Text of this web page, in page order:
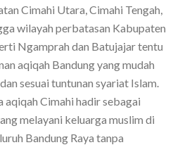
Cimahi Utara, Cimahi Tengah,
wilayah perbatasan Kabupaten
Ngamprah dan Batujajar tentu
aqiqah Bandung yang mudah
sesuai tuntunan syariat Islam.
aqiqah Cimahi hadir sebagai
melayani keluarga muslim di
Bandung Raya tanpa